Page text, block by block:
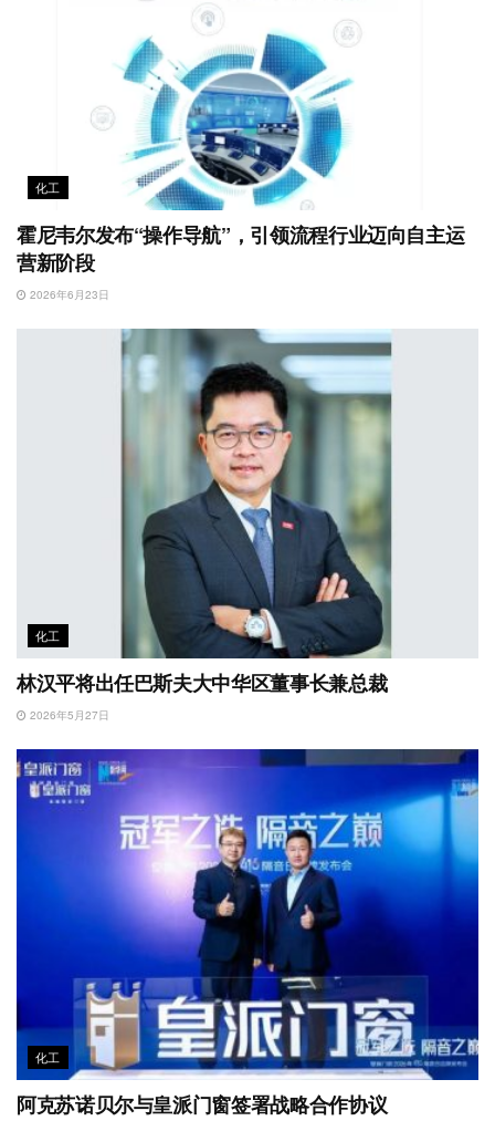
化工
霍尼韦尔发布“操作导航”，引领流程行业迈向自主运
营新阶段
2026年6月23日
化工
林汉平将出任巴斯夫大中华区董事长兼总裁
2026年5月27日
化工
阿克苏诺贝尔与皇派门窗签署战略合作协议